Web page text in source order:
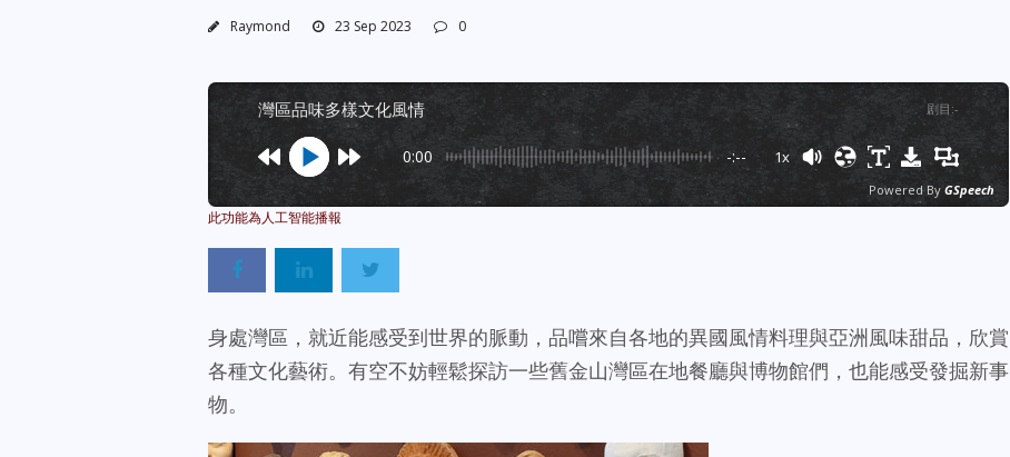
Raymond 23 Sep 2023 0
灣區品味多樣文化風情 剧目 :-
0:00 -:-- 1x
Powered By GSpeech
身處灣區，就近能感受到世界的脈動，品嚐來自各地的異國風情料理與亞洲風味甜品，欣賞
各種文化藝術。有空不妨輕鬆探訪一些舊金山灣區在地餐廳與博物館們，也能感受發掘新事
物。